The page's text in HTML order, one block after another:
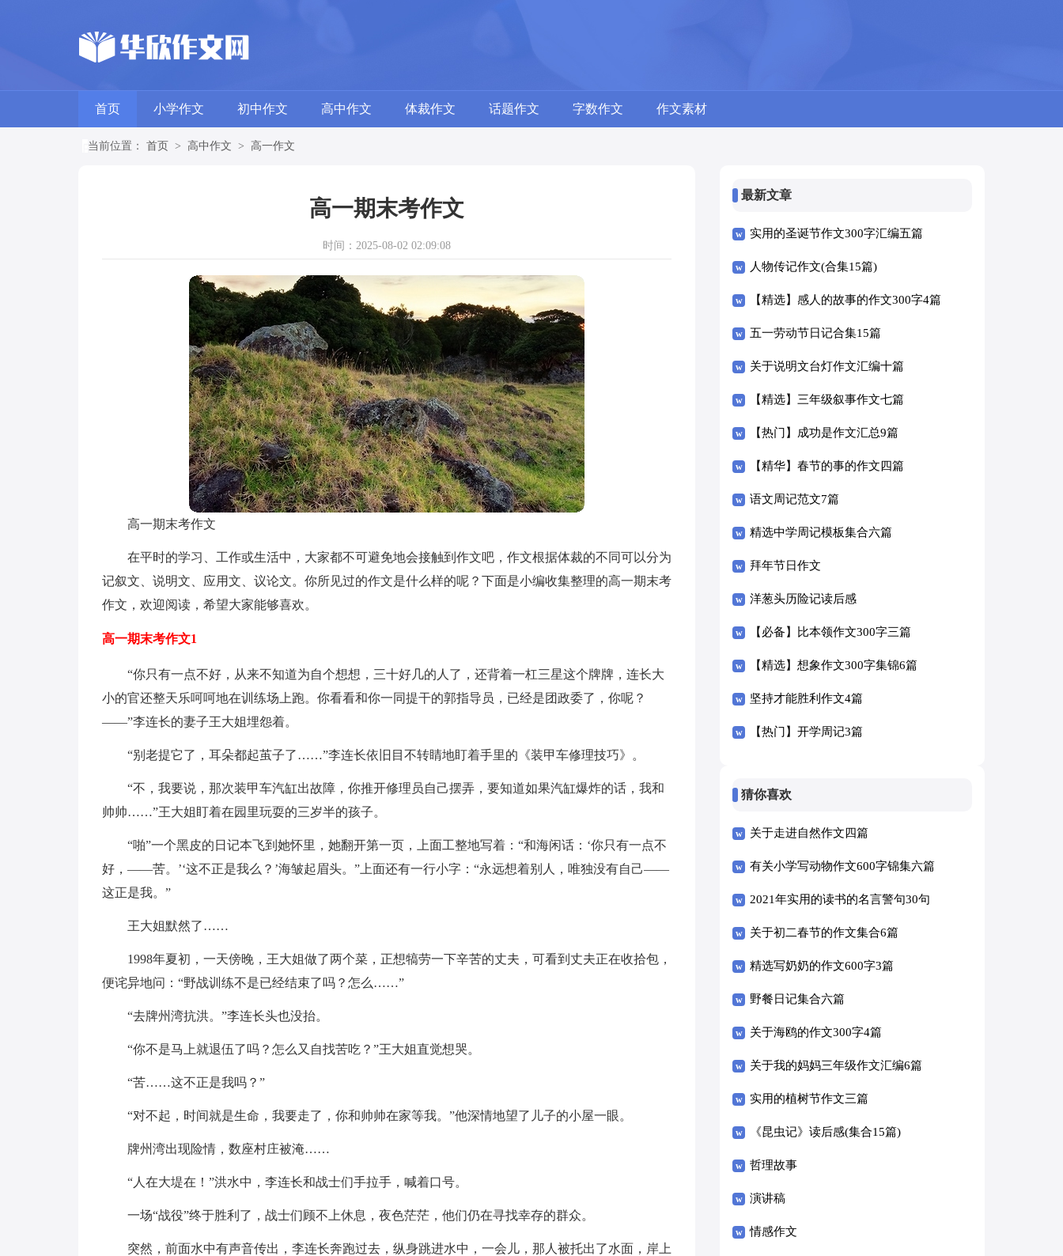
首页 小学作文 初中作文 高中作文 体裁作文 话题作文 字数作文 作文素材
当前位置： 首页 > 高中作文 > 高一作文
高一期末考作文
时间：2025-08-02 02:09:08
高一期末考作文
在平时的学习、工作或生活中，大家都不可避免地会接触到作文吧，作文根据体裁的不同可以分为
记叙文、说明文、应用文、议论文。你所见过的作文是什么样的呢？下面是小编收集整理的高一期末考
作文，欢迎阅读，希望大家能够喜欢。
高一期末考作文1
“你只有一点不好，从来不知道为自个想想，三十好几的人了，还背着一杠三星这个牌牌，连长大
小的官还整天乐呵呵地在训练场上跑。你看看和你一同提干的郭指导员，已经是团政委了，你呢？
——”李连长的妻子王大姐埋怨着。
“别老提它了，耳朵都起茧子了……”李连长依旧目不转睛地盯着手里的《装甲车修理技巧》。
“不，我要说，那次装甲车汽缸出故障，你推开修理员自己摆弄，要知道如果汽缸爆炸的话，我和
帅帅……”王大姐盯着在园里玩耍的三岁半的孩子。
“啪”一个黑皮的日记本飞到她怀里，她翻开第一页，上面工整地写着：“和海闲话：‘你只有一点不
好，——苦。’‘这不正是我么？’海皱起眉头。”上面还有一行小字：“永远想着别人，唯独没有自己——
这正是我。”
王大姐默然了……
1998年夏初，一天傍晚，王大姐做了两个菜，正想犒劳一下辛苦的丈夫，可看到丈夫正在收拾包，
便诧异地问：“野战训练不是已经结束了吗？怎么……”
“去牌州湾抗洪。”李连长头也没抬。
“你不是马上就退伍了吗？怎么又自找苦吃？”王大姐直觉想哭。
“苦……这不正是我吗？”
“对不起，时间就是生命，我要走了，你和帅帅在家等我。”他深情地望了儿子的小屋一眼。
牌州湾出现险情，数座村庄被淹……
“人在大堤在！”洪水中，李连长和战士们手拉手，喊着口号。
一场“战役”终于胜利了，战士们顾不上休息，夜色茫茫，他们仍在寻找幸存的群众。
突然，前面水中有声音传出，李连长奔跑过去，纵身跳进水中，一会儿，那人被托出了水面，岸上
最新文章
实用的圣诞节作文300字汇编五篇
人物传记作文(合集15篇)
【精选】感人的故事的作文300字4篇
五一劳动节日记合集15篇
关于说明文台灯作文汇编十篇
【精选】三年级叙事作文七篇
【热门】成功是作文汇总9篇
【精华】春节的事的作文四篇
语文周记范文7篇
精选中学周记模板集合六篇
拜年节日作文
洋葱头历险记读后感
【必备】比本领作文300字三篇
【精选】想象作文300字集锦6篇
坚持才能胜利作文4篇
【热门】开学周记3篇
猜你喜欢
关于走进自然作文四篇
有关小学写动物作文600字锦集六篇
2021年实用的读书的名言警句30句
关于初二春节的作文集合6篇
精选写奶奶的作文600字3篇
野餐日记集合六篇
关于海鸥的作文300字4篇
关于我的妈妈三年级作文汇编6篇
实用的植树节作文三篇
《昆虫记》读后感(集合15篇)
哲理故事
演讲稿
情感作文